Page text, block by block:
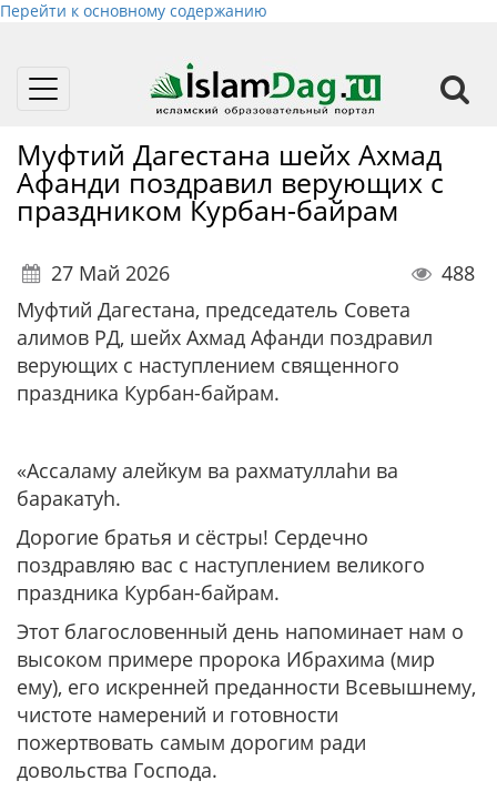
Перейти к основному содержанию
Toggle
Муфтий Дагестана шейх Ахмад
Афанди поздравил верующих с
праздником Курбан-байрам
27 Май 2026
488
Муфтий Дагестана, председатель Совета
алимов РД, шейх Ахмад Афанди поздравил
верующих с наступлением священного
праздника Курбан-байрам.
«Ассаламу алейкум ва рахматуллаhи ва
баракатуh.
Дорогие братья и сёстры! Сердечно
поздравляю вас с наступлением великого
праздника Курбан-байрам.
Этот благословенный день напоминает нам о
высоком примере пророка Ибрахима (мир
ему), его искренней преданности Всевышнему,
чистоте намерений и готовности
пожертвовать самым дорогим ради
довольства Господа.